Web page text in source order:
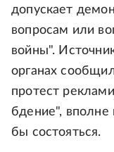
допускает
вопросам или
войны".
органах
протест
бдение",
бы состояться.